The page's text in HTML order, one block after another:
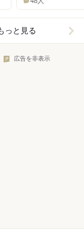
っと見る
広告を非表示